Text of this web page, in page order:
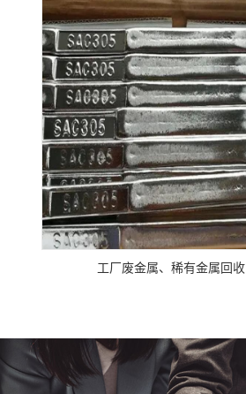
工厂废金属、稀有金属回收